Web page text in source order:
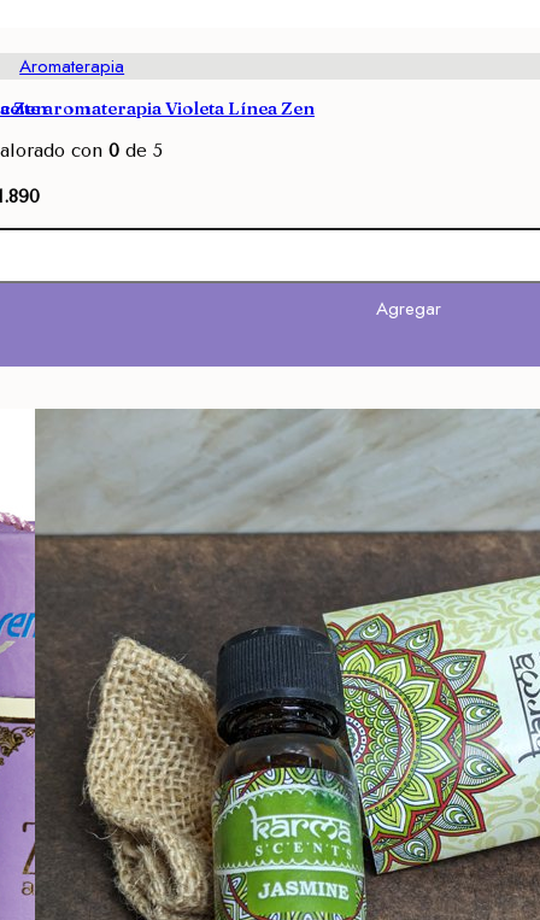
Zen
Aromaterapia
aromaterapia Violeta Línea Zen
con 0de 5
Agregar